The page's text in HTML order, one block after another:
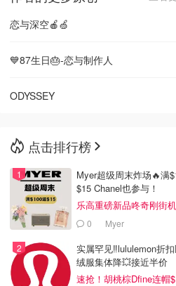
恋与深空🍎🍏
💙87生日🎂-恋与制作人
ODYSSEY
点击排行榜
Myer超级周末炸场🔥满
$15 Chanel也参与！
乐高重磅新品咚奇刚街
0 Myer
实属罕见‼️lululemon折
绒服集体降💥接近半价
速抢！胡桃棕Dfine连帽